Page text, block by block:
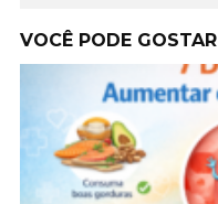
VOCÊ PODE GOSTAR